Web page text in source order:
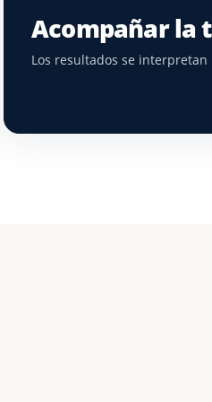
Acompañar la
Los resultados se